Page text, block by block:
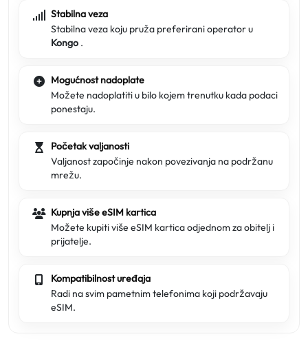
Stabilna veza
Stabilna veza koju pruža preferirani operator u
Kongo .
Mogućnost nadoplate
Možete nadoplatiti u bilo kojem trenutku kada podaci
ponestaju.
Početak valjanosti
Valjanost započinje nakon povezivanja na podržanu
mrežu.
Kupnja više eSIM kartica
Možete kupiti više eSIM kartica odjednom za obitelj i
prijatelje.
Kompatibilnost uređaja
Radi na svim pametnim telefonima koji podržavaju
eSIM.